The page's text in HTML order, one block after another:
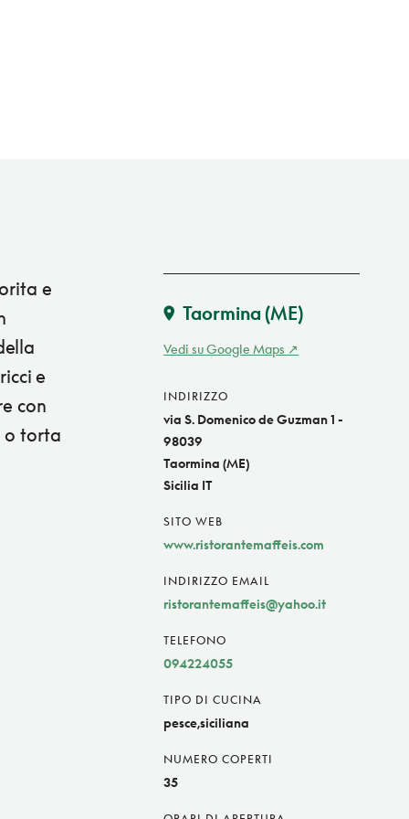
e
e
con
o torta
Taormina (ME)
Vedi su Google Maps
INDIRIZZO
via S. Domenico de Guzman 1 -
98039
Taormina (ME)
Sicilia IT
SITO WEB
www.ristorantemaffeis.com
INDIRIZZO EMAIL
ristorantemaffeis@yahoo.it
TELEFONO
094224055
TIPO DI CUCINA
pesce,siciliana
NUMERO COPERTI
35